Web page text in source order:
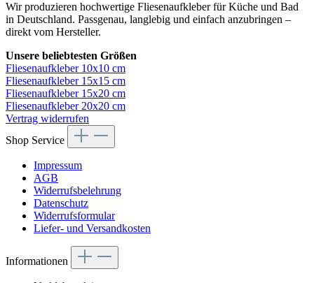
Wir produzieren hochwertige Fliesenaufkleber für Küche und Bad
in Deutschland. Passgenau, langlebig und einfach anzubringen –
direkt vom Hersteller.
Unsere beliebtesten Größen
Fliesenaufkleber 10x10 cm
Fliesenaufkleber 15x15 cm
Fliesenaufkleber 15x20 cm
Fliesenaufkleber 20x20 cm
Vertrag widerrufen
Shop Service
Impressum
AGB
Widerrufsbelehrung
Datenschutz
Widerrufsformular
Liefer- und Versandkosten
Informationen